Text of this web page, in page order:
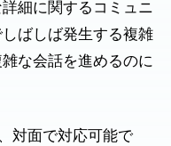
細に関するコミュニ
ばしば発生する複雑
な会話を進めるのに
対面で対応可能で